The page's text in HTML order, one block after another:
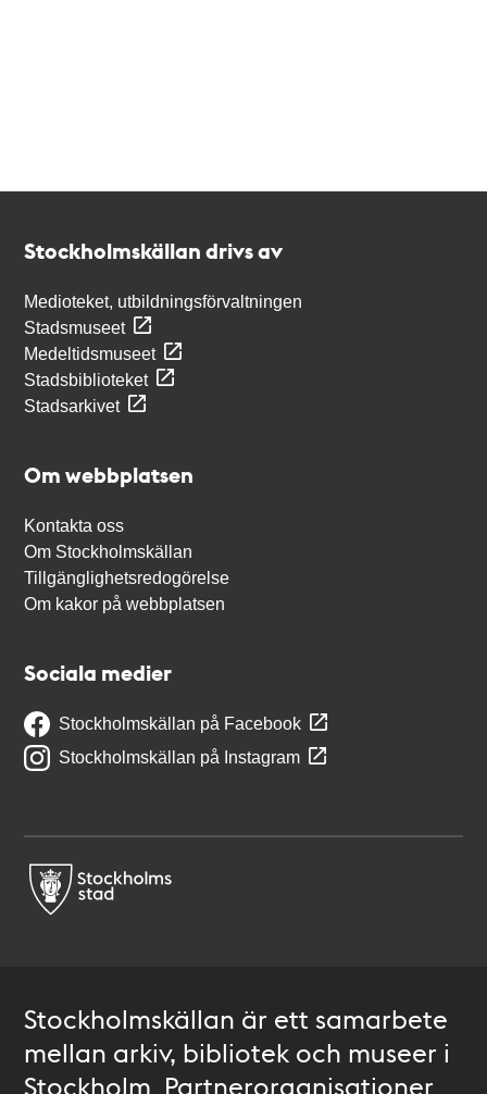
Stockholmskällan drivs av
Medioteket, utbildningsförvaltningen
Stadsmuseet
Medeltidsmuseet
Stadsbiblioteket
Stadsarkivet
Om webbplatsen
Kontakta oss
Om Stockholmskällan
Tillgänglighetsredogörelse
Om kakor på webbplatsen
Sociala medier
Stockholmskällan på Facebook
Stockholmskällan på Instagram
Stockholmskällan är ett samarbete
mellan arkiv, bibliotek och museer i
Stockholm. Partnerorganisationer